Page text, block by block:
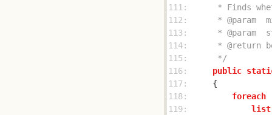
111:
112:
113:
114:
115:
     */
116:
public
117:
118:
foreach
119:
list